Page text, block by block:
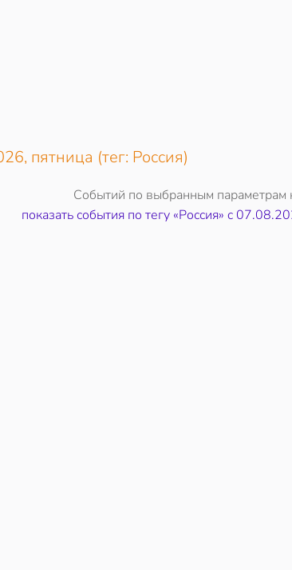
пятница (тег: Россия)
Событий по выбранным параметрам
показать события по тегу «Россия» c